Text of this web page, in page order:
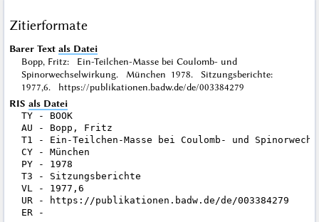
Zitierformate
Barer Text als Datei
Bopp, Fritz: Ein-Teilchen-Masse bei Coulomb- und
Spinorwechselwirkung. München 1978. Sitzungsberichte:
1977,6. https://publikationen.badw.de/de/003384279
RIS als Datei
TY - BOOK
AU - Bopp, Fritz
T1 - Ein-Teilchen-Masse bei Coulomb- und
CY - München
PY - 1978
T3 - Sitzungsberichte
VL - 1977,6
UR - https://publikationen.badw.de/de/003384279